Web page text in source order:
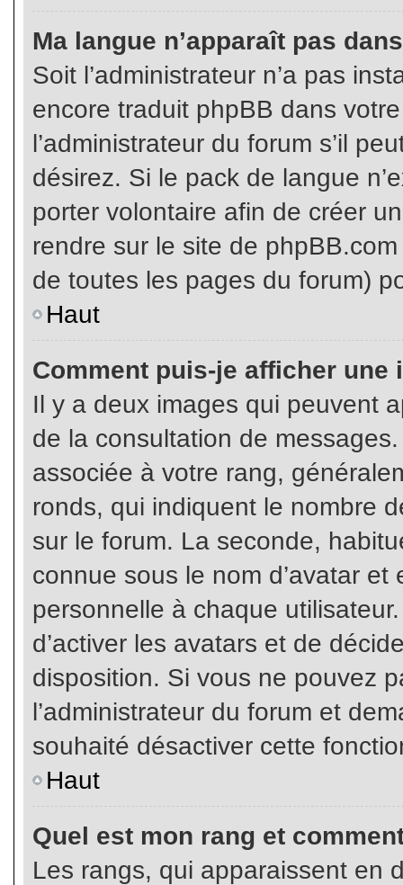
Ma langue n’apparaît pas
Soit l’administrateur n’a pas
encore traduit phpBB dans
l’administrateur du forum s’il
désirez. Si le pack de langue
porter volontaire afin de créer
rendre sur le site de
de toutes les pages du forum)
Haut
Comment puis-je afficher une
Il y a deux images qui peuvent
de la consultation de
associée à votre rang,
ronds, qui indiquent le nombre
sur le forum. La seconde,
connue sous le nom d’avatar
personnelle à chaque
d’activer les avatars et de
disposition. Si vous ne pouvez
l’administrateur du forum et
souhaité désactiver cette
Haut
Quel est mon rang et
Les rangs, qui apparaissent en